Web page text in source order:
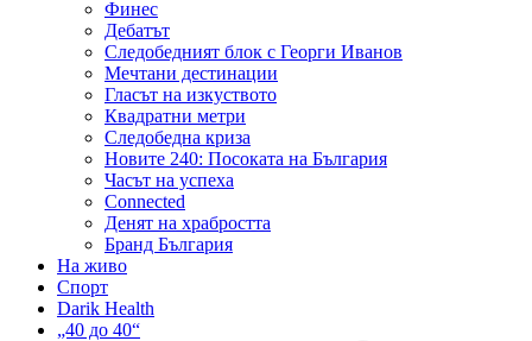
Финес
Дебатът
Следобедният блок с Георги Иванов
Мечтани дестинации
Гласът на изкуството
Квадратни метри
Следобедна криза
Новите 240: Посоката на България
Часът на успеха
Connected
Денят на храбростта
Бранд България
На живо
Спорт
Darik Health
„40 до 40“